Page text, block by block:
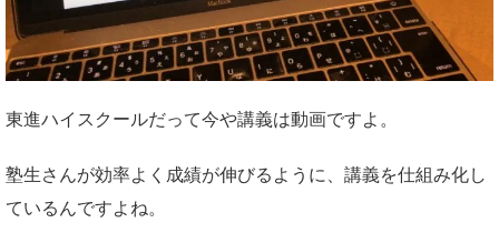
東進ハイスクールだって今や講義は動画ですよ。
塾生さんが効率よく成績が伸びるように、講義を仕組み化し
ているんですよね。